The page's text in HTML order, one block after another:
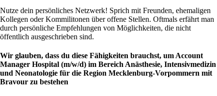
Nutze dein persönliches Netzwerk! Sprich mit Freunden, ehemaligen
Kollegen oder Kommilitonen über offene Stellen. Oftmals erfährt man
durch persönliche Empfehlungen von Möglichkeiten, die nicht
öffentlich ausgeschrieben sind.
Wir glauben, dass du diese Fähigkeiten brauchst, um Account
Manager Hospital (m/w/d) im Bereich Anästhesie, Intensivmedizin
und Neonatologie für die Region Mecklenburg-Vorpommern mit
Bravour zu bestehen